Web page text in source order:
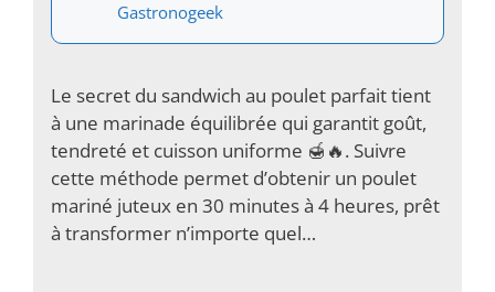
Gastronogeek
Le secret du sandwich au poulet parfait tient
à une marinade équilibrée qui garantit goût,
tendreté et cuisson uniforme 🍯🔥. Suivre
cette méthode permet d’obtenir un poulet
mariné juteux en 30 minutes à 4 heures, prêt
à transformer n’importe quel…